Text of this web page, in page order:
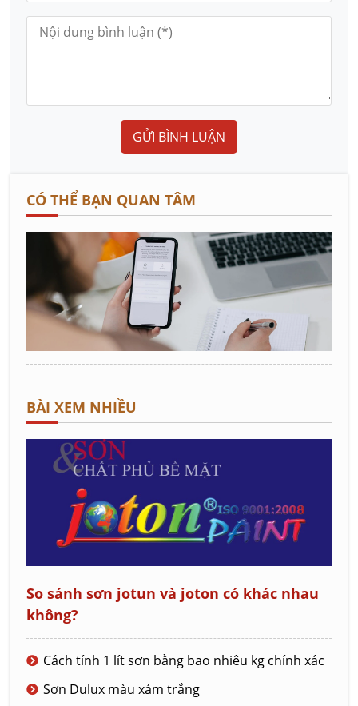
GỬI BÌNH LUẬN
CÓ THỂ BẠN QUAN TÂM
BÀI XEM NHIỀU
So sánh sơn jotun và joton có khác nhau
không?
Cách tính 1 lít sơn bằng bao nhiêu kg chính xác
Sơn Dulux màu xám trắng